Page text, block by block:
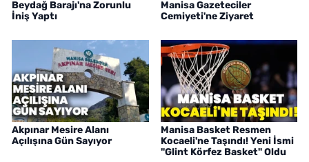
Beydağ Barajı'na Zorunlu
İniş Yaptı
Manisa Gazeteciler
Cemiyeti'ne Ziyaret
Akpınar Mesire Alanı
Açılışına Gün Sayıyor
Manisa Basket Resmen
Kocaeli'ne Taşındı! Yeni İsmi
"Glint Körfez Basket" Oldu